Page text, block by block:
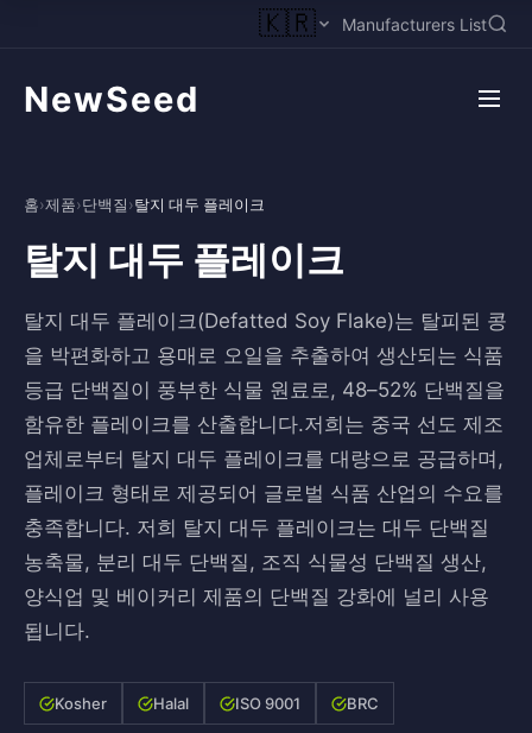
🇰🇷 Manufacturers List
NewSeed
홈›제품›단백질›탈지 대두 플레이크
탈지 대두 플레이크
탈지 대두 플레이크(Defatted Soy Flake)는 탈피된 콩
을 박편화하고 용매로 오일을 추출하여 생산되는 식품
등급 단백질이 풍부한 식물 원료로, 48–52% 단백질을
함유한 플레이크를 산출합니다.저희는 중국 선도 제조
업체로부터 탈지 대두 플레이크를 대량으로 공급하며,
플레이크 형태로 제공되어 글로벌 식품 산업의 수요를
충족합니다. 저희 탈지 대두 플레이크는 대두 단백질
농축물, 분리 대두 단백질, 조직 식물성 단백질 생산,
양식업 및 베이커리 제품의 단백질 강화에 널리 사용
됩니다.
Kosher Halal ISO 9001 BRC